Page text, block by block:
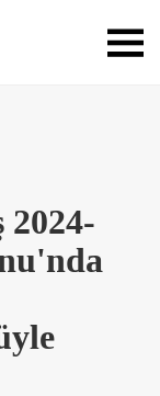
2024-